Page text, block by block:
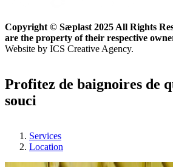
Copyright © Sæplast 2025 All Rights
are the property of their respective
Website by ICS Creative Agency.
Profitez de baignoires de
souci
Services
Location